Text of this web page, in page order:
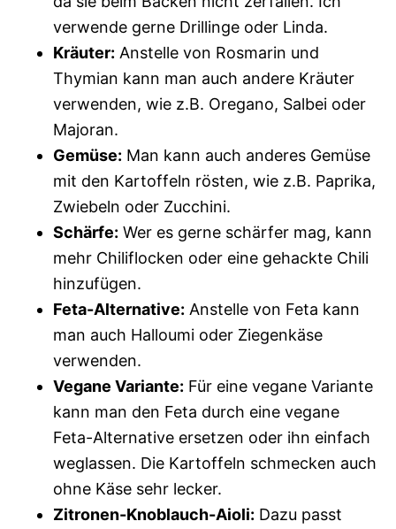
verwende gerne Drillinge oder Linda.
Kräuter: Anstelle von Rosmarin und
Thymian kann man auch andere Kräuter
verwenden, wie z.B. Oregano, Salbei oder
Majoran.
Gemüse: Man kann auch anderes Gemüse
mit den Kartoffeln rösten, wie z.B. Paprika,
Zwiebeln oder Zucchini.
Schärfe: Wer es gerne schärfer mag, kann
mehr Chiliflocken oder eine gehackte Chili
hinzufügen.
Feta-Alternative: Anstelle von Feta kann
man auch Halloumi oder Ziegenkäse
verwenden.
Vegane Variante: Für eine vegane Variante
kann man den Feta durch eine vegane
Feta-Alternative ersetzen oder ihn einfach
weglassen. Die Kartoffeln schmecken auch
ohne Käse sehr lecker.
Zitronen-Knoblauch-Aioli: Dazu passt